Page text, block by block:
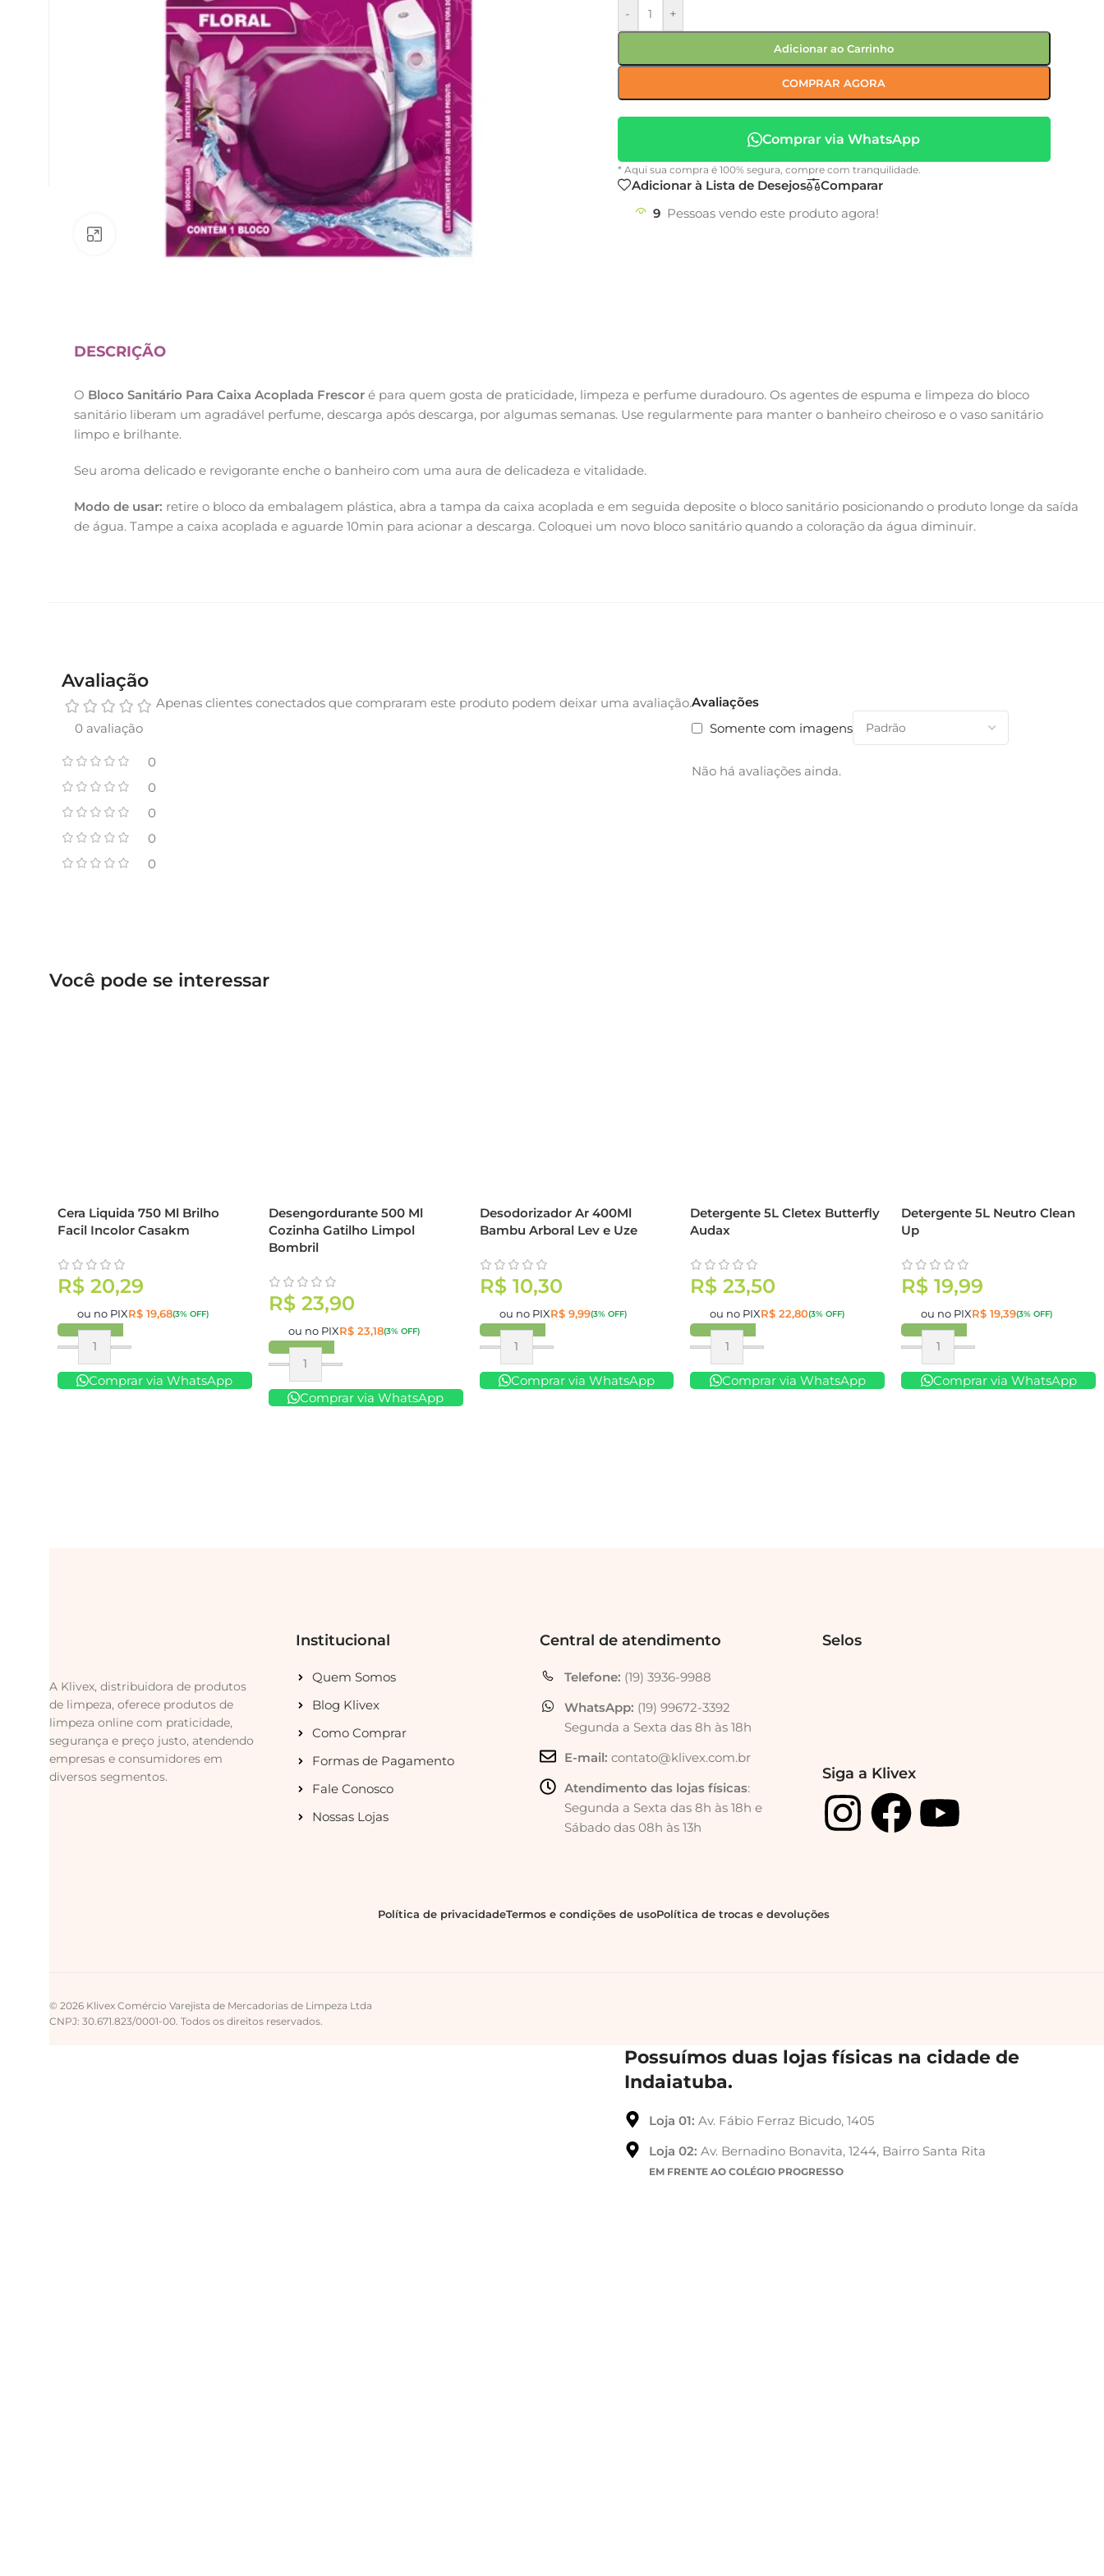
Av. Fábio Ferraz Bicudo, nº 1405
– Jd. Esplanada – Indaiatuba/SP
Clique para ampliar
- +
Adicionar ao Carrinho
COMPRAR AGORA
Comprar via WhatsApp
* Aqui sua compra é 100% segura, compre com tranquilidade.
Adicionar à Lista de Desejos
Comparar
9 Pessoas vendo este produto agora!
DESCRIÇÃO
O Bloco Sanitário Para Caixa Acoplada Frescor é para quem gosta de praticidade, limpeza e perfume duradouro. Os agentes de espuma e limpeza do bloco
sanitário liberam um agradável perfume, descarga após descarga, por algumas semanas. Use regularmente para manter o banheiro cheiroso e o vaso sanitário
limpo e brilhante.
Seu aroma delicado e revigorante enche o banheiro com uma aura de delicadeza e vitalidade.
Modo de usar: retire o bloco da embalagem plástica, abra a tampa da caixa acoplada e em seguida deposite o bloco sanitário posicionando o produto longe da saída
de água. Tampe a caixa acoplada e aguarde 10min para acionar a descarga. Coloquei um novo bloco sanitário quando a coloração da água diminuir.
Avaliação
0 avaliação
0
0
0
0
0
Avaliações
Somente com imagens
Não há avaliações ainda.
Apenas clientes conectados que compraram este produto podem deixar uma avaliação.
Você pode se interessar
Cera Liquida 750 Ml Brilho
Facil Incolor Casakm
R$ 20,29
ou no PIXR$ 19,68(3% OFF)
Comprar
Comprar via WhatsApp
Desengordurante 500 Ml
Cozinha Gatilho Limpol
Bombril
R$23,90
ou no PIXR$23,18(3% OFF)
Comprar
Comprar via WhatsApp
Desodorizador Ar 400Ml
Bambu Arboral Lev e Uze
R$10,30
ou no PIXR$9,99(3% OFF)
Comprar
Comprar via WhatsApp
Detergente 5L Cletex Butterfly
Audax
R$ 23,50
ou no PIXR$ 22,80(3% OFF)
Comprar
Comprar via WhatsApp
Detergente 5L Neutro Clean
Up
R$ 19,99
ou no PIXR$ 19,39(3% OFF)
Comprar
Comprar via WhatsApp
A Klivex, distribuidora de produtos
de limpeza, oferece produtos de
limpeza online com praticidade,
segurança e preço justo, atendendo
empresas e consumidores em
diversos segmentos.
Institucional
Quem Somos
Blog Klivex
Como Comprar
Formas de Pagamento
Fale Conosco
Nossas Lojas
Central de atendimento
Telefone: (19) 3936-9988
WhatsApp: (19) 99672-3392
Segunda a Sexta das 8h às 18h
E-mail: contato@klivex.com.br
Atendimento das lojas físicas:
Segunda a Sexta das 8h às 18h e
Sábado das 08h às 13h
Selos
Siga a Klivex
Política de privacidadeTermos e condições de usoPolítica de trocas e devoluções
© 2026 Klivex Comércio Varejista de Mercadorias de Limpeza Ltda
CNPJ: 30.671.823/0001-00. Todos os direitos reservados.
Possuímos duas lojas físicas na cidade de
Indaiatuba.
Loja 01: Av. Fábio Ferraz Bicudo, 1405
Loja 02: Av. Bernadino Bonavita, 1244, Bairro Santa Rita
EM FRENTE AO COLÉGIO PROGRESSO